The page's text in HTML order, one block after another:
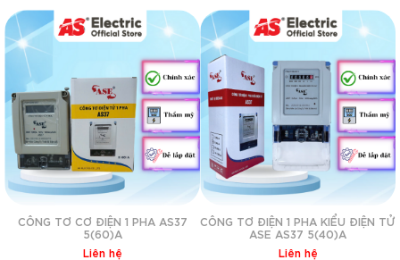
– Tần số lưới điện: 50Hz
– Dòng điện định mức: 5A có thể sử dụng quá tải lên 20A
Trình
chơi
Video
CÔNG TƠ CƠ ĐIỆN 1 PHA AS37
5(60)A
Liên hệ
CÔNG TƠ ĐIỆN 1 PHA KIỂU ĐIỆN TỬ
ASE AS37 5(40)A
Liên hệ